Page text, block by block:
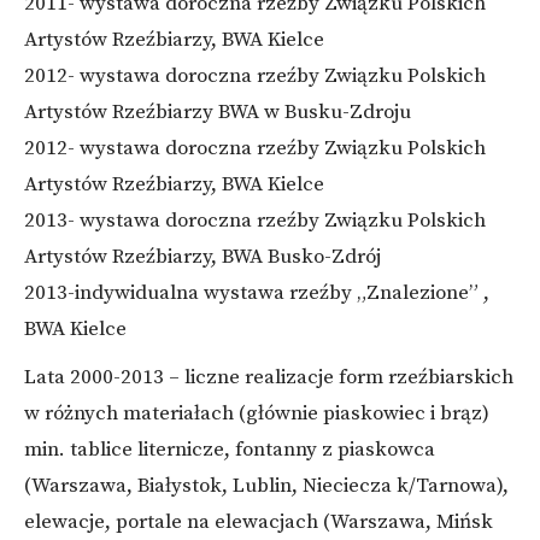
Artystów Rzeźbiarzy, BWA Kielce
2012- wystawa doroczna rzeźby Związku Polskich
Artystów Rzeźbiarzy BWA w Busku-Zdroju
2012- wystawa doroczna rzeźby Związku Polskich
Artystów Rzeźbiarzy, BWA Kielce
2013- wystawa doroczna rzeźby Związku Polskich
Artystów Rzeźbiarzy, BWA Busko-Zdrój
2013-indywidualna wystawa rzeźby „Znalezione” ,
BWA Kielce
Lata 2000-2013 – liczne realizacje form rzeźbiarskich
w różnych materiałach (głównie piaskowiec i brąz)
min. tablice liternicze, fontanny z piaskowca
(Warszawa, Białystok, Lublin, Nieciecza k/Tarnowa),
elewacje, portale na elewacjach (Warszawa, Mińsk